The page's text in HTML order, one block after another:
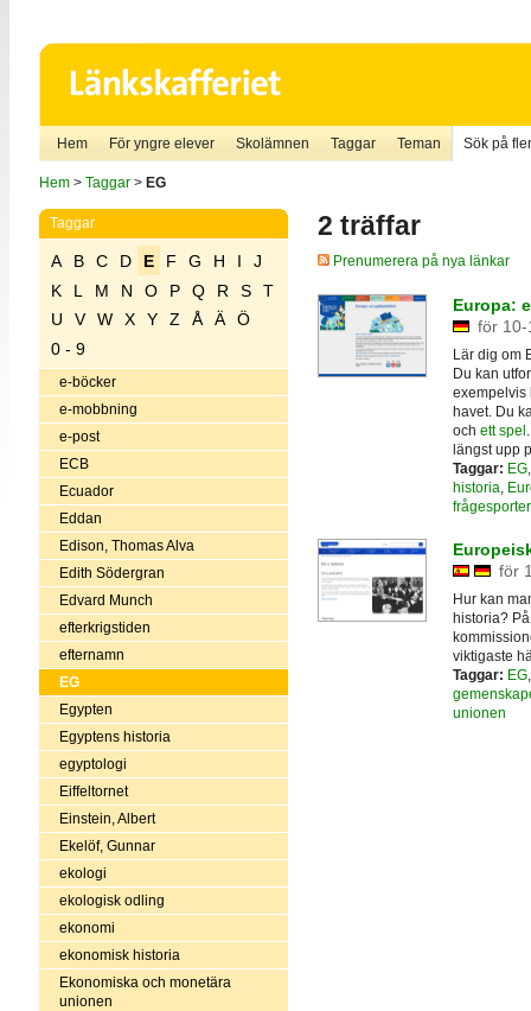
Hem För yngre elever Skolämnen Taggar Teman Sök på
Hem> Taggar> EG
Taggar
A B C D E F G H I
J
K
L M N O P Q R S
T
U
V W X Y Z Å Ä
Ö
0 - 9
e-böcker
e-mobbning
e-post
ECB
Ecuador
Eddan
Edison, Thomas Alva
Edith Södergran
Edvard Munch
efterkrigstiden
efternamn
EG
Egypten
Egyptens historia
egyptologi
Eiffeltornet
Einstein, Albert
Ekelöf, Gunnar
ekologi
ekologisk odling
ekonomi
ekonomisk historia
Ekonomiska och monetära
unionen
2 träffar
Prenumerera på nya länkar
Europa:
för
Lär dig om
Du kan
exempelvis
havet. Du
och ett spel
längst upp
Taggar: EG
historia
frågesporter
för
Hur kan
historia?
viktigaste
Taggar: EG
unionen